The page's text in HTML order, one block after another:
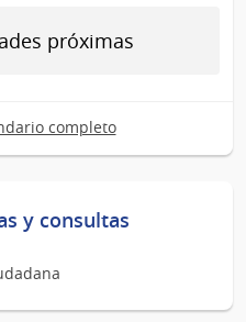
próximas
completo
y consultas